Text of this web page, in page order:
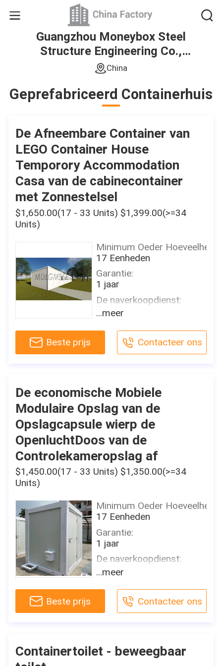
Guangzhou Moneybox Steel
Structure Engineering Co.,
Ltd.
China
Geprefabriceerd Containerhuis
De Afneembare Container van
LEGO Container House
Temporory Accommodation
Casa van de cabinecontainer
met Zonnestelsel
$1,650.00(17 - 33 Units) $1,399.00(>=34
Units)
Minimum Oeder Hoeveelheid
17 Eenheden
Garantie:
1 jaar
De naverkoopdienst:
Online technische
Installatie, Onsite-Opleiding,
Onsite-Inspectie, Vrije verva
modelontwerp, totale
oplossing voor projecten,
an
Toepassing:
Hotel
Modelnummer:
ED007
Hotel, Huis, Bureau, Winkel,
Toilet, Workshop, Installatie
Producttype:
Containerhuizen
Ontwerpstijl:
Modern
MGO Raad
Muur:
EPS sandwichpanelen
...meer
Beste prijs Contacteer ons
De economische Mobiele
Modulaire Opslag van de
Opslagcapsule wierp de
OpenluchtDoos van de
Controlekameropslag af
$1,450.00(17 - 33 Units) $1,350.00(>=34
Units)
Minimum Oeder Hoeveelheid
17 Eenheden
Garantie:
1 jaar
De naverkoopdienst:
Online technische
Installatie, Onsite-Opleiding,
Onsite-Inspectie, Vrije verva
modelontwerp, totale
oplossing voor projecten,
...meer
Beste prijs Contacteer ons
Containertoilet - beweegbaar